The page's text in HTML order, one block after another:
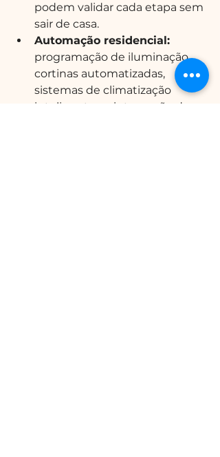
podem validar cada etapa sem
sair de casa.
Automação residencial:
programação de iluminação,
cortinas automatizadas,
sistemas de climatização
inteligentes e integração de